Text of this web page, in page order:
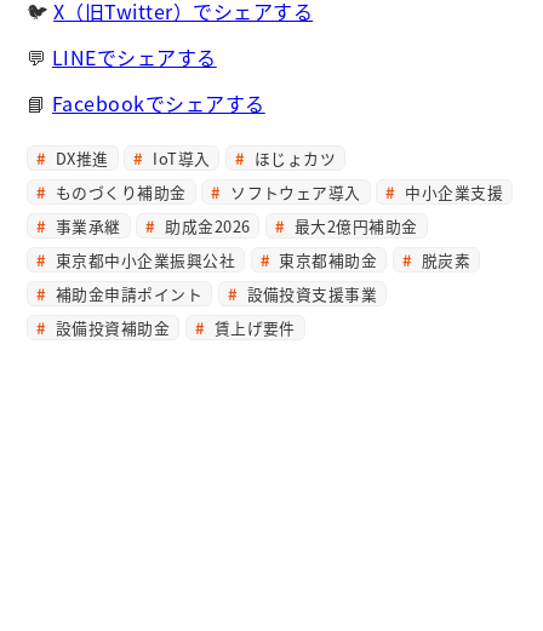
🐦 X（旧Twitter）でシェアする
💬 LINEでシェアする
📘 Facebookでシェアする
DX推進 IoT導入
ほじょカツ
ものづくり補助金
ソフトウェア導入
中小企業支援
事業承継
助成金2026
最大2億円補助金
東京都中小企業振興公社
東京都補助金
脱炭素
補助金申請ポイント
設備投資支援事業
設備投資補助金
賃上げ要件